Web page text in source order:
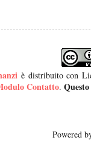
è distribuito con
Contatto.
Powered